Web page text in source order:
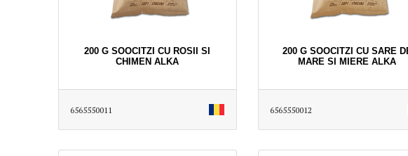
200 G SOOCITZI CU ROSII SI
CHIMEN ALKA
6565550011
200 G SOOCITZI CU SARE
MARE SI MIERE ALKA
6565550012